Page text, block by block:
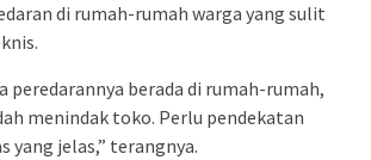
di rumah-rumah warga yang sulit
peredarannya berada di rumah-rumah,
menindak toko. Perlu pendekatan
yang jelas,” terangnya.